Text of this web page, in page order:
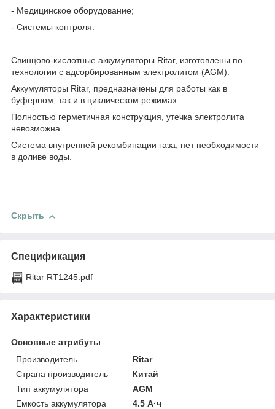
- Медицинское оборудование;
- Системы контроля.
Свинцово-кислотные аккумуляторы Ritar, изготовлены по
технологии с адсорбированным электролитом (AGM).
Аккумуляторы Ritar, предназначены для работы как в
буферном, так и в циклическом режимах.
Полностью герметичная конструкция, утечка электролита
невозможна.
Система внутренней рекомбинации газа, нет необходимости
в доливе воды.
Скрыть
Спецификация
Ritar RT1245.pdf
Характеристики
Основные атрибуты
Производитель
Ritar
Страна производитель
Китай
Тип аккумулятора
AGM
Емкость аккумулятора
4.5 А·ч